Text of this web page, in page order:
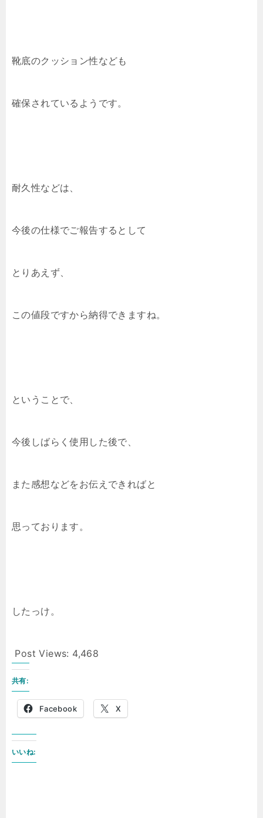
靴底のクッション性なども
確保されているようです。
耐久性などは、
今後の仕様でご報告するとして
とりあえず、
この値段ですから納得できますね。
ということで、
今後しばらく使用した後で、
また感想などをお伝えできればと
思っております。
したっけ。
Post Views: 4,468
共有:
Facebook X
いいね: